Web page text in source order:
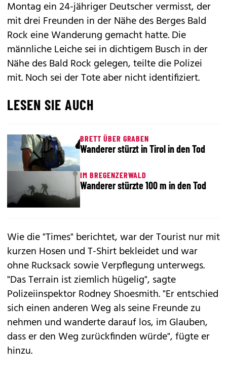
Montag ein 24-jähriger Deutscher vermisst, der
mit drei Freunden in der Nähe des Berges Bald
Rock eine Wanderung gemacht hatte.Die
männliche Leichesei in dichtigem Busch in der
Nähe des Bald Rock gelegen, teilte die Polizei
mit. Noch sei der Tote aber nicht identifiziert.
LESEN SIE AUCH
BRETT ÜBER GRABEN
Wanderer stürzt in Tirol in den Tod
IM BREGENZERWALD
Wanderer stürzte 100 m in den Tod
Wie die "Times" berichtet, war der Tourist nur mit
kurzen Hosen und T-Shirt bekleidet und war
ohne Rucksack sowie Verpflegung unterwegs.
"Das Terrain ist ziemlich hügelig", sagte
Polizeiinspektor Rodney Shoesmith. "Er entschied
sich einen anderen Weg als seine Freunde zu
nehmen und wanderte darauf los, im Glauben,
dass er den Weg zurückfinden würde", fügte er
hinzu.